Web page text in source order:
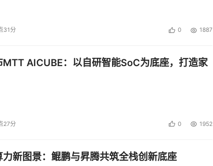
31分 0 1887
MTT AICUBE：以自研智能SoC为底座，打造家
27分 0 1952
新图景：鲲鹏与昇腾共筑全栈创新底座